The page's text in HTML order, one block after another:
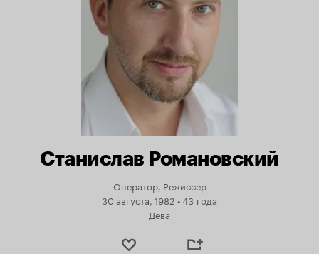
Станислав Романовский
Оператор, Режиссер
30 августа, 1982 •43 года
Дева